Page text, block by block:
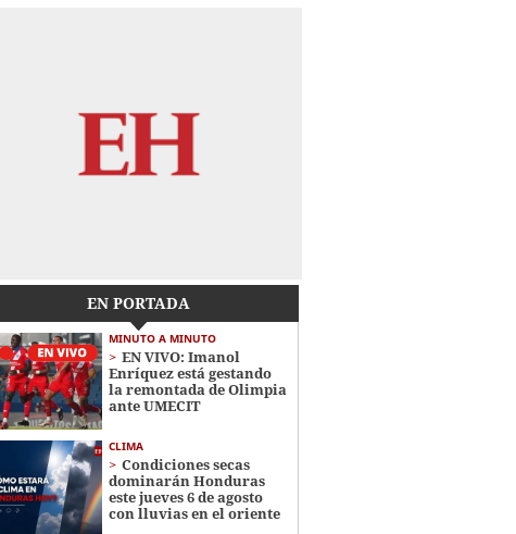
EN PORTADA
MINUTO A MINUTO
EN VIVO: Imanol
Enríquez está gestando
la remontada de Olimpia
ante UMECIT
CLIMA
Condiciones secas
dominarán Honduras
este jueves 6 de agosto
con lluvias en el oriente